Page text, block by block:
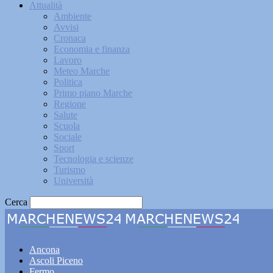
Attualità
Ambiente
Avvisi
Cronaca
Economia e finanza
Lavoro
Meteo Marche
Politica
Primo piano Marche
Regione
Salute
Scuola
Sociale
Sport
Tecnologia e scienze
Turismo
Università
Cerca
Ancona
Ascoli Piceno